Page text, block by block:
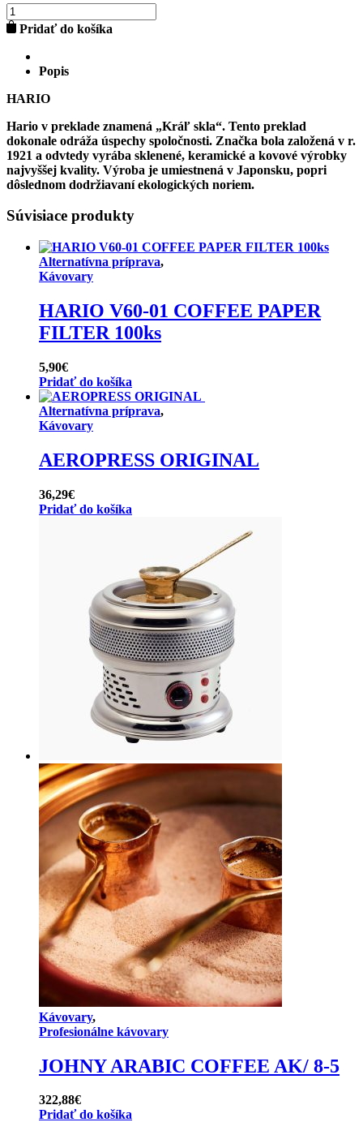
množstvo
HARIO
COFFEE
FILTER
Pridať do košíka
Popis
HARIO
Hario v preklade znamená „Kráľ skla“. Tento preklad
dokonale odráža úspechy spoločnosti. Značka bola založená v r.
1921 a odvtedy vyrába sklenené, keramické a kovové výrobky
najvyššej kvality. Výroba je umiestnená v Japonsku, popri
dôslednom dodržiavaní ekologických noriem.
Súvisiace produkty
Alternatívna príprava,
Kávovary
HARIO V60-01 COFFEE PAPER
FILTER 100ks
5,90€
Pridať do košíka
Alternatívna príprava,
Kávovary
AEROPRESS ORIGINAL
36,29€
Pridať do košíka
Kávovary,
Profesionálne kávovary
JOHNY ARABIC COFFEE AK/ 8-5
322,88€
Pridať do košíka